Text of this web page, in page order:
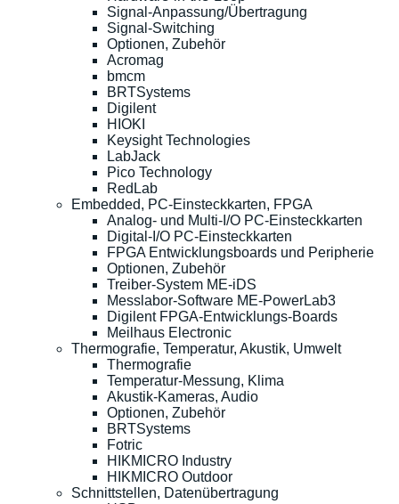
Signal-Anpassung/Übertragung
Signal-Switching
Optionen, Zubehör
Acromag
bmcm
BRTSystems
Digilent
HIOKI
Keysight Technologies
LabJack
Pico Technology
RedLab
Embedded, PC-Einsteckkarten, FPGA
Analog- und Multi-I/O PC-Einsteckkarten
Digital-I/O PC-Einsteckkarten
FPGA Entwicklungsboards und Peripherie
Optionen, Zubehör
Treiber-System ME-iDS
Messlabor-Software ME-PowerLab3
Digilent FPGA-Entwicklungs-Boards
Meilhaus Electronic
Thermografie, Temperatur, Akustik, Umwelt
Thermografie
Temperatur-Messung, Klima
Akustik-Kameras, Audio
Optionen, Zubehör
BRTSystems
Fotric
HIKMICRO Industry
HIKMICRO Outdoor
Schnittstellen, Datenübertragung